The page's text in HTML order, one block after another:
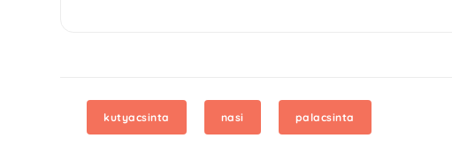
kutyacsinta nasi palacsinta